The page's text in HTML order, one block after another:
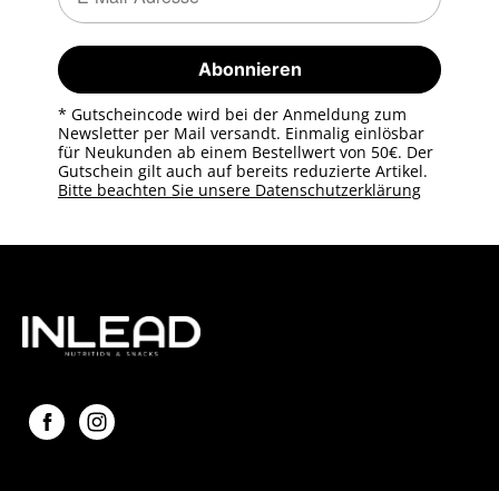
Abonnieren
* Gutscheincode wird bei der Anmeldung zum
Newsletter per Mail versandt. Einmalig einlösbar
für Neukunden ab einem Bestellwert von 50€. Der
Gutschein gilt auch auf bereits reduzierte Artikel.
Bitte beachten Sie unsere Datenschutzerklärung